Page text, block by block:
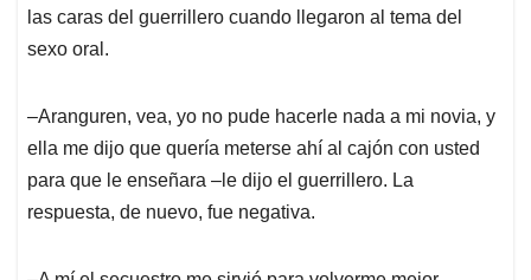
las caras del guerrillero cuando llegaron al tema del
sexo oral.
‒Aranguren, vea, yo no pude hacerle nada a mi novia, y
ella me dijo que quería meterse ahí al cajón con usted
para que le enseñara ‒le dijo el guerrillero. La
respuesta, de nuevo, fue negativa.